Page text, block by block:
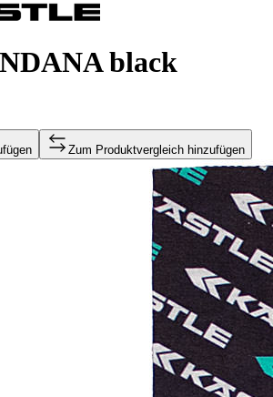
black
Zum Produktvergleich hinzufügen